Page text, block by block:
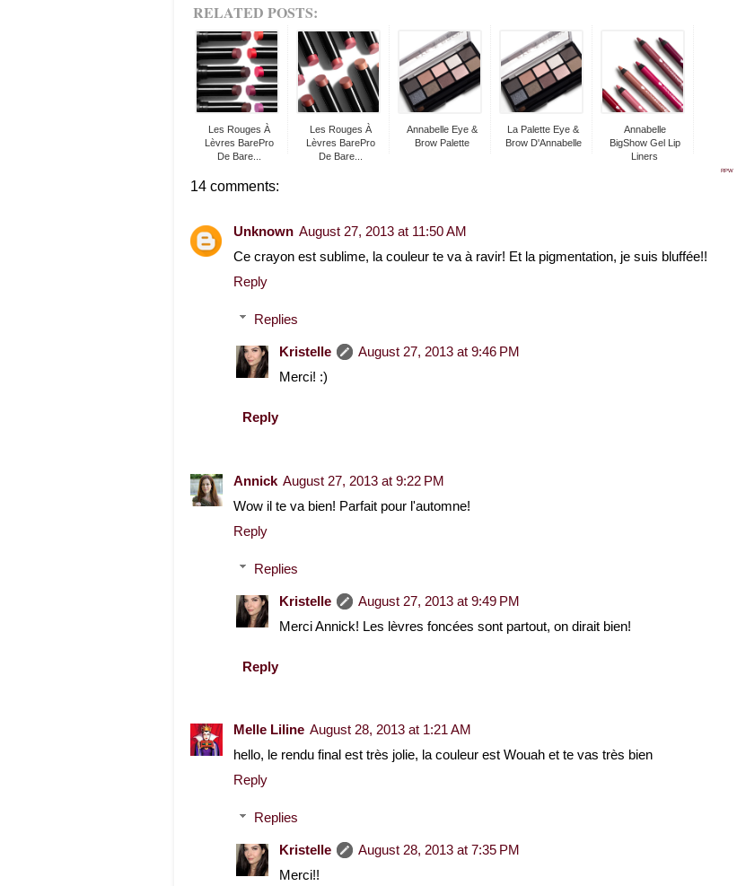
RELATED POSTS:
Les Rouges À
Lèvres BarePro
De Bare...
Les Rouges À
Lèvres BarePro
De Bare...
Annabelle Eye &
Brow Palette
La Palette Eye &
Brow D'Annabelle
Annabelle
BigShow Gel Lip
Liners
RPW
14 comments:
Unknown August 27, 2013 at 11:50 AM
Ce crayon est sublime, la couleur te va à ravir! Et la pigmentation, je suis bluffée!!
Reply
Replies
Kristelle
August 27, 2013 at 9:46 PM
Merci! :)
Reply
Annick August 27, 2013 at 9:22 PM
Wow il te va bien! Parfait pour l'automne!
Reply
Replies
Kristelle
August 27, 2013 at 9:49 PM
Merci Annick! Les lèvres foncées sont partout, on dirait bien!
Reply
Melle Liline August 28, 2013 at 1:21 AM
hello, le rendu final est très jolie, la couleur est Wouah et te vas très bien
Reply
Replies
Kristelle
August 28, 2013 at 7:35 PM
Merci!!